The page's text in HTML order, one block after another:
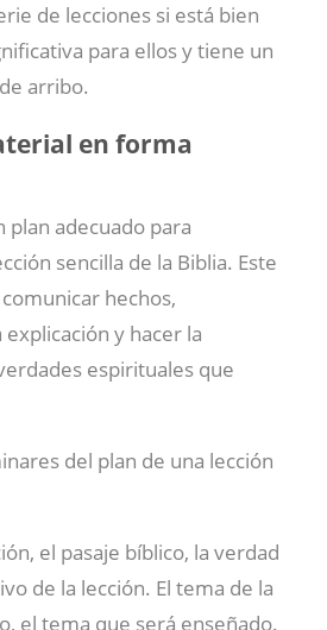
de lecciones si está bien
para ellos y tiene un
arribo.
en forma
plan adecuado para
sencilla de la Biblia. Este
hechos,
y hacer la
espirituales que
del plan de una lección
el pasaje bíblico, la verdad
de la lección. El tema de la
el tema que será enseñado.